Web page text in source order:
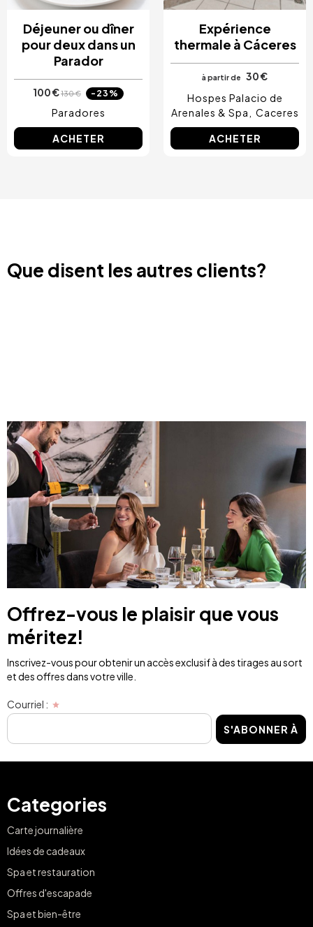
Déjeuner ou dîner
pour deux dans un
Parador
100 €130 € -23%
Paradores
ACHETER
Expérience
thermale à Cáceres
à partir de
30 €
Hospes Palacio de
Arenales & Spa
Caceres
ACHETER
Que disent les autres clients?
Offrez-vous le plaisir que vous
méritez!
Inscrivez-vous pour obtenir un accès exclusif à des tirages au sort
et des offres dans votre ville.
Courriel :
S'ABONNER À
Categories
Carte journalière
Idées de cadeaux
Spa et restauration
Offres d'escapade
Spa et bien-être